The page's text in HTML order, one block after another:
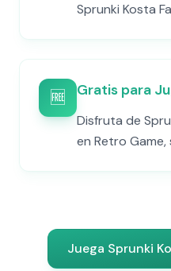
Sprunki Kosta
🆓 Gratis para
Disfruta de
en Retro
Juega Sprunki